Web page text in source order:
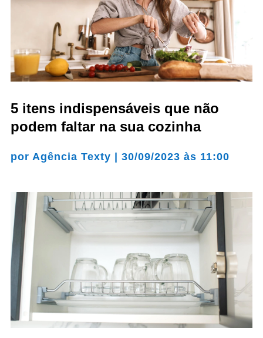
5 itens indispensáveis que não
podem faltar na sua cozinha
por Agência Texty 30/09/2023 às 11:00